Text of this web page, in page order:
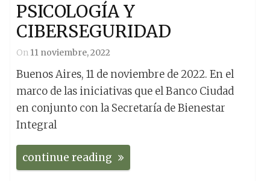
PSICOLOGÍA Y
CIBERSEGURIDAD
On 11 noviembre, 2022
Buenos Aires, 11 de noviembre de 2022. En el
marco de las iniciativas que el Banco Ciudad
en conjunto con la Secretaría de Bienestar
Integral
continue reading